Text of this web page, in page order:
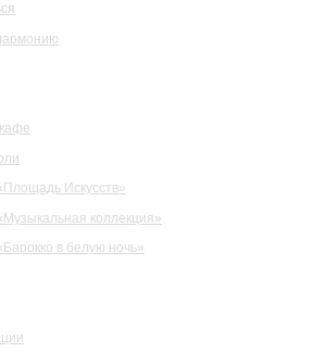
Искусств»
коллекция»
в белую ночь»